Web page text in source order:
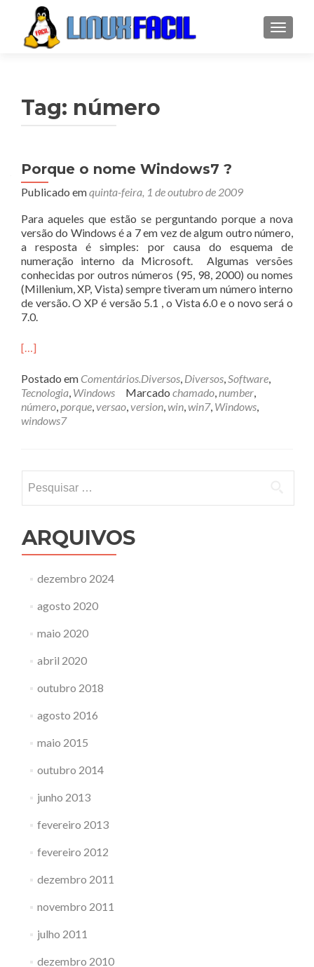
Tag: número
Porque o nome Windows7 ?
Publicado emquinta-feira, 1 de outubro de 2009
Para aqueles que estão se perguntando porque a nova
versão do Windows é a 7 em vez de algum outro número,
a resposta é simples: por causa do esquema de
numeração interno da Microsoft. Algumas versões
conhecidas por outros números (95, 98, 2000) ou nomes
(Millenium, XP, Vista) sempre tiveram um número interno
de versão. O XP é versão 5.1 , o Vista 6.0 e o novo será o
7.0.
[…]
Postado em Comentários.Diversos, Diversos,Software,
Tecnologia, Windows Marcado chamado,number,
número,porque,versao,version,win,win7, Windows,
windows7
por:
ARQUIVOS
dezembro 2024
agosto 2020
maio 2020
abril 2020
outubro 2018
agosto 2016
maio 2015
outubro 2014
junho 2013
fevereiro 2013
fevereiro 2012
dezembro 2011
novembro 2011
julho 2011
dezembro 2010